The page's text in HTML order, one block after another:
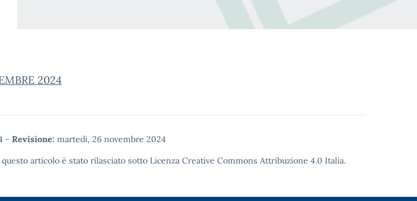
2024
- Revisione: martedì, 26 novembre 2024
articolo è stato rilasciato sotto Licenza Creative Commons Attribuzione 4.0 Italia.